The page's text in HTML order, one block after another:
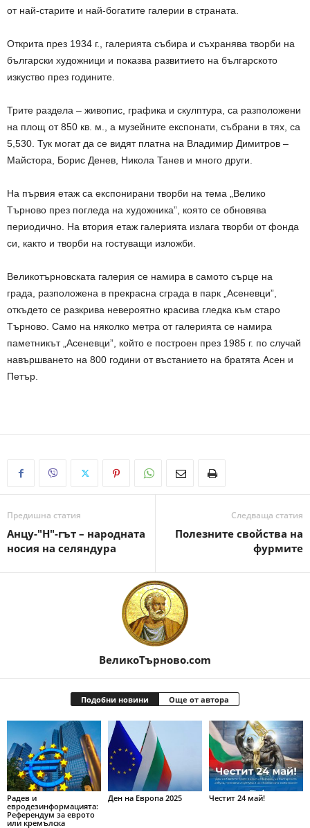
от най-старите и най-богатите галерии в страната.
Открита през 1934 г., галерията събира и съхранява творби на
български художници и показва развитието на българското
изкуство през годините.
Трите раздела – живопис, графика и скулптура, са разположени
на площ от 850 кв. м., а музейните експонати, събрани в тях, са
5,530. Тук могат да се видят платна на Владимир Димитров –
Майстора, Борис Денев, Никола Танев и много други.
На първия етаж са експонирани творби на тема „Велико
Търново през погледа на художника”, която се обновява
периодично. На втория етаж галерията излага творби от фонда
си, както и творби на гостуващи изложби.
Великотърновската галерия се намира в самото сърце на
града, разположена в прекрасна сграда в парк „Асеневци”,
откъдето се разкрива невероятно красива гледка към старо
Търново. Само на няколко метра от галерията се намира
паметникът „Асеневци”, който е построен през 1985 г. по случай
навършването на 800 години от въстанието на братята Асен и
Петър.
Предишна статия
Анцу-"Н"-гът – народната
носия на селяндура
Следваща статия
Полезните свойства на
фурмите
ВеликоТърново.com
Подобни новини Още от автора
Радев и
евродезинформацията:
Референдум за еврото
или кремълска
Ден на Европа 2025 Честит 24 май!